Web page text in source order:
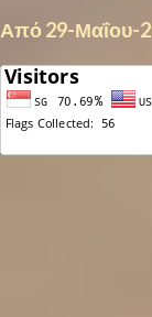
Από 29-Μαΐου-